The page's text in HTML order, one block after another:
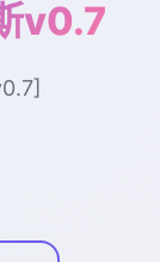
v0.7